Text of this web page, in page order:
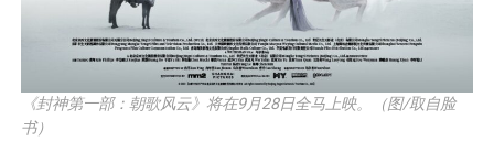
《封神第一部：朝歌风云》将在9月28日全马上映。（图/取自脸
书）